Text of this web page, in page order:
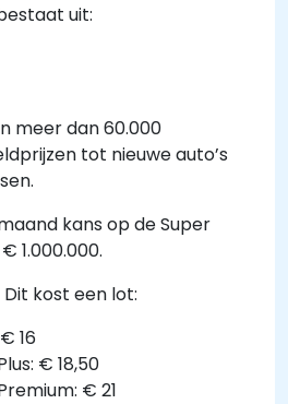
uit:
meer dan 60.000
tot nieuwe auto’s
kans op de Super
1.000.000.
kost een lot:
16
€ 18,50
€ 21